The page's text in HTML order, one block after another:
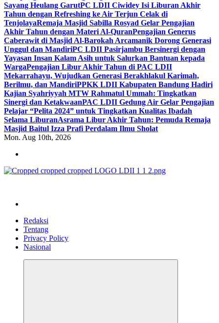
Sayang Heulang GarutPC LDII Ciwidey Isi Liburan Akhir
Tahun dengan Refreshing ke Air Terjun Celak di
TenjolayaRemaja Masjid Sabilla Rosyad Gelar Pengajian
Akhir Tahun dengan Materi Al-QuranPengajian Generus
Caberawit di Masjid Al-Barokah Arcamanik Dorong Generasi
Unggul dan MandiriPC LDII Pasirjambu Bersinergi dengan
Yayasan Insan Kalam Asih untuk Salurkan Bantuan kepada
WargaPengajian Libur Akhir Tahun di PAC LDII
Mekarrahayu, Wujudkan Generasi Berakhlakul Karimah,
Berilmu, dan MandiriPPKK LDII Kabupaten Bandung Hadiri
Kajian Syahriyyah MTW Rahmatul Ummah: Tingkatkan
Sinergi dan KetakwaanPAC LDII Gedung Air Gelar Pengajian
Pelajar “Pelita 2024” untuk Tingkatkan Kualitas Ibadah
Selama LiburanAsrama Libur Akhir Tahun: Pemuda Remaja
Masjid Baitul Izza Prafi Perdalam Ilmu Sholat
Mon. Aug 10th, 2026
Redaksi
Tentang
Privacy Policy
Nasional